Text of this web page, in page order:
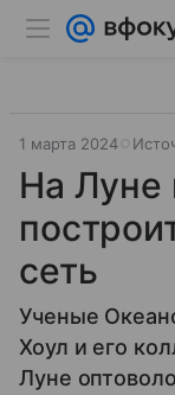
1 марта 2024
На Луне
сеть
Ученые
Хоул и его
Луне